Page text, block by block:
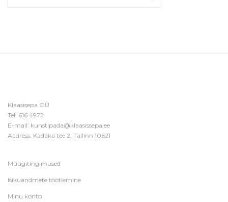
Klaasisepa OÜ
Tel: 616 4972
E-mail: kunstipada@klaasissepa.ee
Aadress: Kadaka tee 2, Tallinn 10621
Müügitingimused
Isikuandmete töötlemine
Minu konto